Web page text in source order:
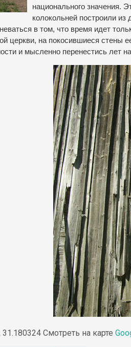
национального значения.
колокольней построили
в том, что время идет
церкви, на покосившиеся стены
и мысленно перенестись лет
Смотреть на карте